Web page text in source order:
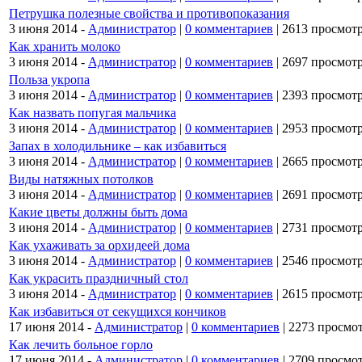
Петрушка полезные свойства и противопоказания
3 июня 2014 - Администратор | 0 комментариев | 2613
Как хранить молоко
3 июня 2014 - Администратор | 0 комментариев | 2697
Польза укропа
3 июня 2014 - Администратор | 0 комментариев | 2393
Как назвать попугая мальчика
3 июня 2014 - Администратор | 0 комментариев | 2953
Запах в холодильнике – как избавиться
3 июня 2014 - Администратор | 0 комментариев | 2665
Виды натяжных потолков
3 июня 2014 - Администратор | 0 комментариев | 2691
Какие цветы должны быть дома
3 июня 2014 - Администратор | 0 комментариев | 2731
Как ухаживать за орхидеей дома
3 июня 2014 - Администратор | 0 комментариев | 2546
Как украсить праздничный стол
3 июня 2014 - Администратор | 0 комментариев | 2615
Как избавиться от секущихся кончиков
17 июня 2014 - Администратор | 0 комментариев | 2273
Как лечить больное горло